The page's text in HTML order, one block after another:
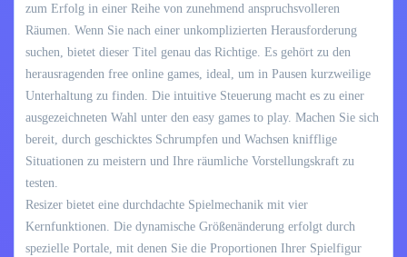
zum Erfolg in einer Reihe von zunehmend anspruchsvolleren
Räumen. Wenn Sie nach einer unkomplizierten Herausforderung
suchen, bietet dieser Titel genau das Richtige. Es gehört zu den
herausragenden free online games, ideal, um in Pausen kurzweilige
Unterhaltung zu finden. Die intuitive Steuerung macht es zu einer
ausgezeichneten Wahl unter den easy games to play. Machen Sie sich
bereit, durch geschicktes Schrumpfen und Wachsen knifflige
Situationen zu meistern und Ihre räumliche Vorstellungskraft zu
testen.
Resizer bietet eine durchdachte Spielmechanik mit vier
Kernfunktionen. Die dynamische Größenänderung erfolgt durch
spezielle Portale, mit denen Sie die Proportionen Ihrer Spielfigur